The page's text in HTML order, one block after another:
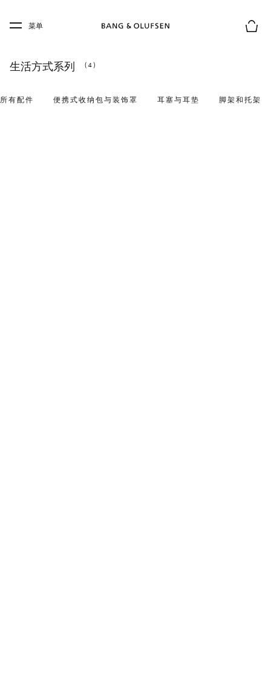
Skip to main footer
菜单
生活方式系列 (4)
所有配件 便携式收纳包与装饰罩 耳塞与耳垫 脚架和托架